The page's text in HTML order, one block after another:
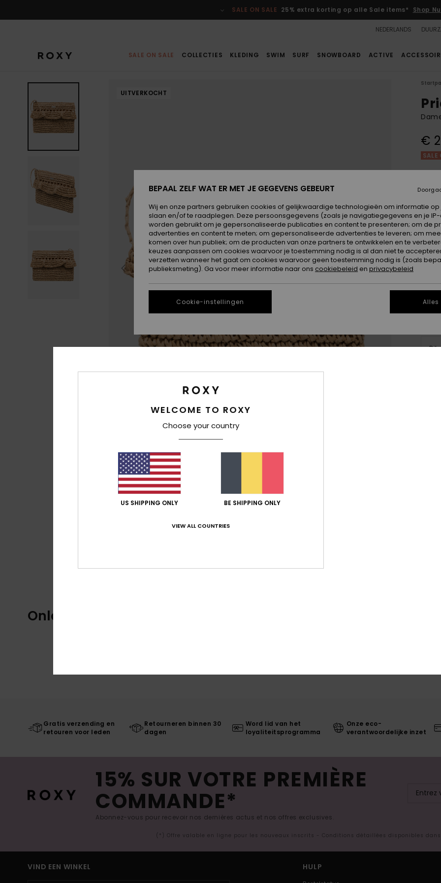
SALE ON SALE 25% extra korting op alle Sale items* Shop Nu
NEDERLANDS
SALE ON SALE COLLECTIES KLEDING SWIM SURF SNOWBOARD ACTIVE
UITVERKOCHT
€
SALE
Dit
Onlangs bekeken
Gratis verzending en
retouren voor leden
Retourneren binnen 30
dagen
Word lid van het
loyaliteitsprogramma
Onze eco-
verantwoordelijke inzet
15% SUR VOTRE PREMIÈRE
COMMANDE*
Abonnez-vous pour recevoir nos dernières actus et nos offres exclusives.
(*) Offre valable en ligne pour les nouveaux inscrits - Conditions détaillées disponibles
VIND EEN WINKEL HULP
WELCOME TO ROXY
Choose your country
US SHIPPING ONLY BE SHIPPING ONLY
VIEW ALL COUNTRIES
BEPAAL ZELF WAT ER MET JE GEGEVENS GEBEURT
Wij en onze partners gebruiken cookies of gelijkwaardige technologieën om informatie
slaan en/of te raadplegen. Deze persoonsgegevens (zoals je navigatiegegevens en je
worden gebruikt om je gepersonaliseerde publicaties en content te presenteren; om de
advertenties en content te meten; om gepersonaliseerde advertenties te leveren; om
komen over hun publiek; om de producten van onze partners te ontwikkelen en te
keuzes aanpassen om cookies waarvoor je toestemming nodig is al dan niet te
verzetten wanneer het gaat om cookies waarvoor geen toestemming nodig is (zoals
publieksmeting). Ga voor meer informatie naar ons cookiebeleid en privacybeleid
Cookie-instellingen Alles